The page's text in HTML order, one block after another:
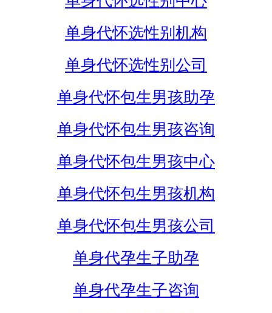
单身代怀选性别机构
单身代怀选性别公司
单身代怀包生男孩助孕
单身代怀包生男孩咨询
单身代怀包生男孩中心
单身代怀包生男孩机构
单身代怀包生男孩公司
单身代孕生子助孕
单身代孕生子咨询